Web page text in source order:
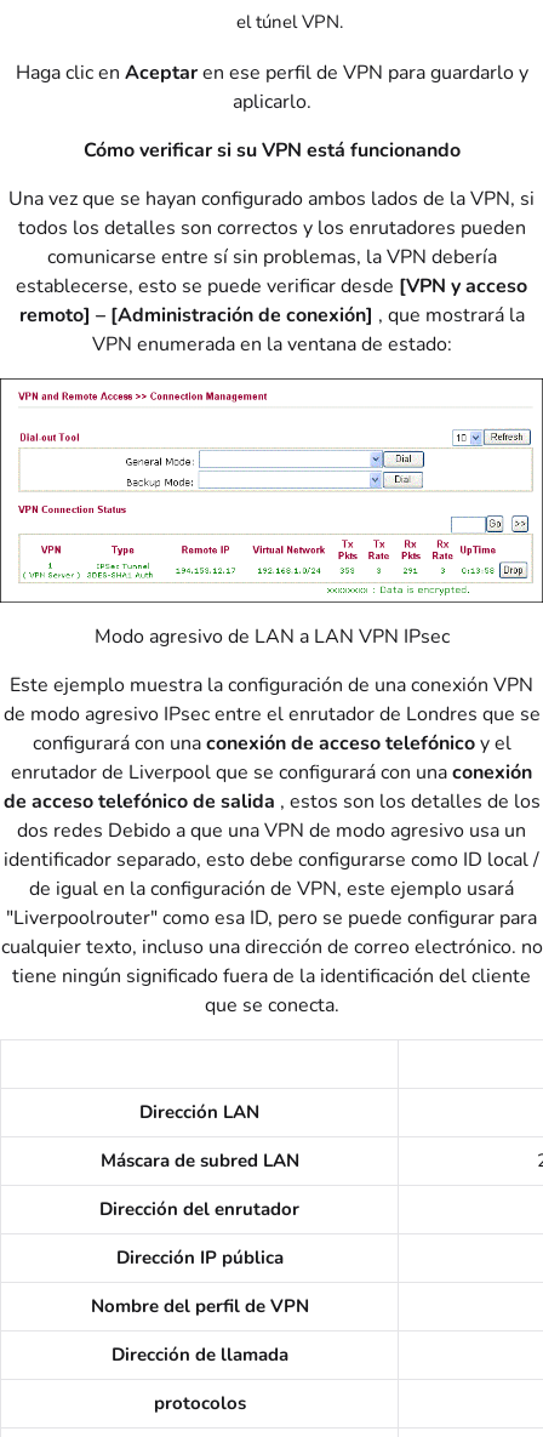
el túnel VPN.
Haga clic en Aceptaren ese perfil de VPN para guardarlo y
aplicarlo.
Cómo verificar si su VPN está funcionando
Una vez que se hayan configurado ambos lados de la VPN, si
todos los detalles son correctos y los enrutadores pueden
comunicarse entre sí sin problemas, la VPN debería
establecerse, esto se puede verificar desde [VPN y acceso
remoto] – [Administración de conexión] , que mostrará la
VPN enumerada en la ventana de estado:
Modo agresivo de LAN a LAN VPN IPsec
Este ejemplo muestra la configuración de una conexión VPN
de modo agresivo IPsec entre el enrutador de Londres que se
configurará con unaconexión de acceso telefónicoy el
enrutador de Liverpool que se configurará con unaconexión
de acceso telefónico de salida , estos son los detalles de los
dos redes Debido a que una VPN de modo agresivo usa un
identificador separado, esto debe configurarse como ID local /
de igual en la configuración de VPN, este ejemplo usará
"Liverpoolrouter" como esa ID, pero se puede configurar para
cualquier texto, incluso una dirección de correo electrónico. no
tiene ningún significado fuera de la identificación del cliente
que se conecta.
Dirección LAN
Máscara de subred LAN
Dirección del enrutador
Dirección IP pública
Nombre del perfil de VPN
Dirección de llamada
protocolos